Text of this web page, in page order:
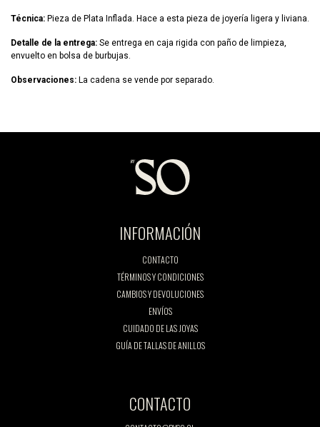
Técnica: Pieza de Plata Inflada. Hace a esta pieza de joyería ligera y liviana.
Detalle de la entrega: Se entrega en caja rigida con paño de limpieza,
envuelto en bolsa de burbujas.
Observaciones: La cadena se vende por separado.
INFORMACIÓN
CONTACTO
TÉRMINOS Y CONDICIONES
CAMBIOS Y DEVOLUCIONES
ENVÍOS
CUIDADO DE LAS JOYAS
GUÍA DE TALLAS DE ANILLOS
CONTACTO